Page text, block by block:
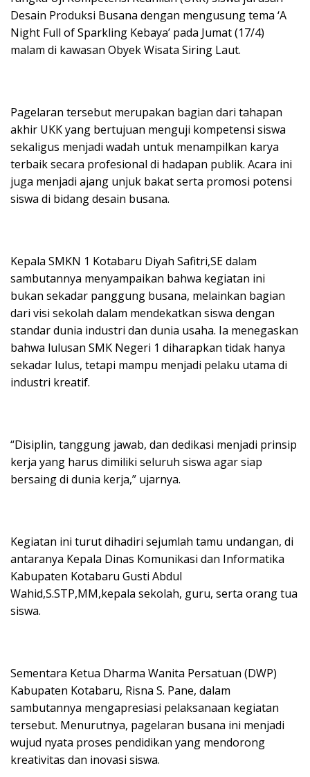
k p
ss
Desain Produksi Busana dengan mengusung tema ‘A
Night Full of Sparkling Kebaya’ pada Jumat (17/4)
malam di kawasan Obyek Wisata Siring Laut.
Pagelaran tersebut merupakan bagian dari tahapan
akhir UKK yang bertujuan menguji kompetensi siswa
sekaligus menjadi wadah untuk menampilkan karya
terbaik secara profesional di hadapan publik. Acara ini
juga menjadi ajang unjuk bakat serta promosi potensi
siswa di bidang desain busana.
Kepala SMKN 1 Kotabaru Diyah Safitri,SE dalam
sambutannya menyampaikan bahwa kegiatan ini
bukan sekadar panggung busana, melainkan bagian
dari visi sekolah dalam mendekatkan siswa dengan
standar dunia industri dan dunia usaha. Ia menegaskan
bahwa lulusan SMK Negeri 1 diharapkan tidak hanya
sekadar lulus, tetapi mampu menjadi pelaku utama di
industri kreatif.
“Disiplin, tanggung jawab, dan dedikasi menjadi prinsip
kerja yang harus dimiliki seluruh siswa agar siap
bersaing di dunia kerja,” ujarnya.
Kegiatan ini turut dihadiri sejumlah tamu undangan, di
antaranya Kepala Dinas Komunikasi dan Informatika
Kabupaten Kotabaru Gusti Abdul
Wahid,S.STP,MM,kepala sekolah, guru, serta orang tua
siswa.
Sementara Ketua Dharma Wanita Persatuan (DWP)
Kabupaten Kotabaru, Risna S. Pane, dalam
sambutannya mengapresiasi pelaksanaan kegiatan
tersebut. Menurutnya, pagelaran busana ini menjadi
wujud nyata proses pendidikan yang mendorong
kreativitas dan inovasi siswa.